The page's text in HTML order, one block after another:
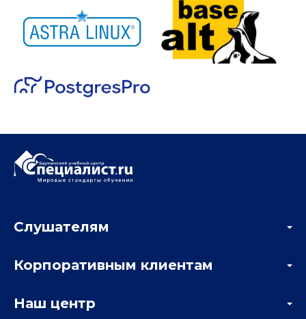
Слушателям
Мастер-классы и вебинары
Корпоративным клиентам
Отзывы компаний
Наш центр